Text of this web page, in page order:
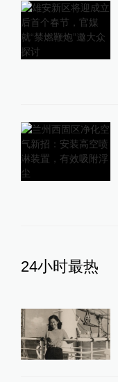
24小时最热